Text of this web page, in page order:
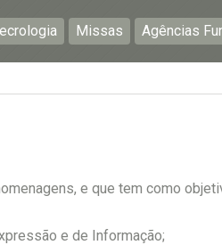
Missas Agências
e que tem como
e de Informação;